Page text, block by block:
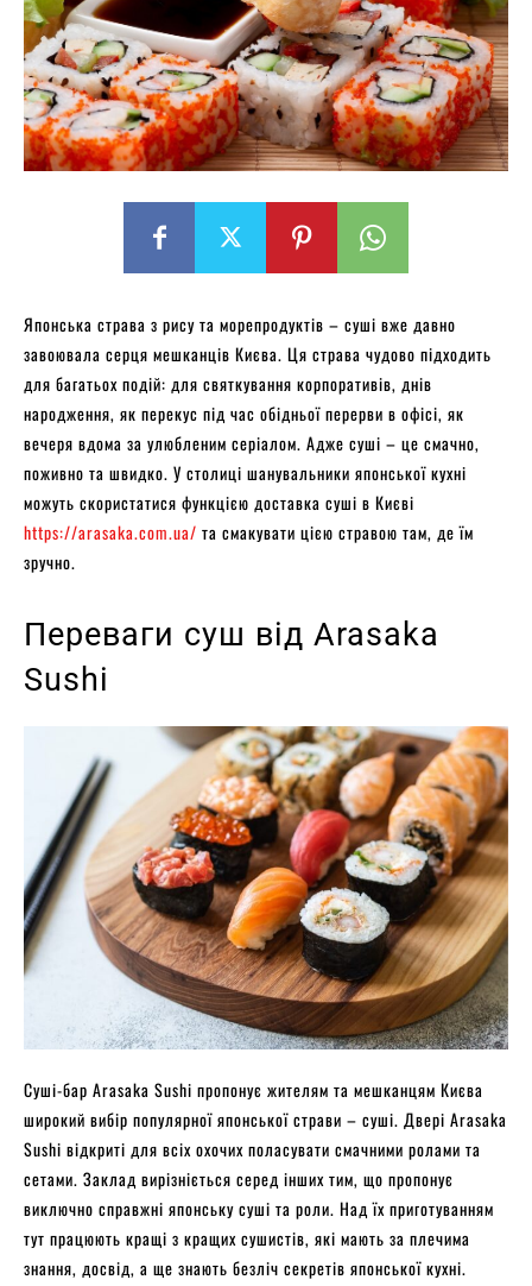
Японська страва з рису та морепродуктів – суші вже давно
завоювала серця мешканців Києва. Ця страва чудово підходить
для багатьох подій: для святкування корпоративів, днів
народження, як перекус під час обідньої перерви в офісі, як
вечеря вдома за улюбленим серіалом. Адже суші – це смачно,
поживно та швидко. У столиці шанувальники японської кухні
можуть скористатися функцією доставка суші в Києві
https://arasaka.com.ua/ та смакувати цією стравою там, де їм
зручно.
Переваги суш від Arasaka
Sushi
Суші-бар Arasaka Sushi пропонує жителям та мешканцям Києва
широкий вибір популярної японської страви – суші. Двері Arasaka
Sushi відкриті для всіх охочих поласувати смачними ролами та
сетами. Заклад вирізніється серед інших тим, що пропонує
виключно справжні японську суші та роли. Над їх приготуванням
тут працюють кращі з кращих сушистів, які мають за плечима
знання, досвід, а ще знають безліч секретів японської кухні.